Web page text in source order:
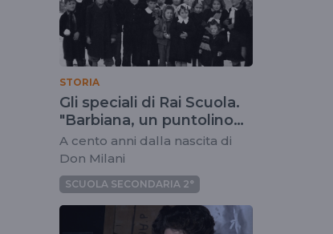
STORIA
Gli speciali di Rai Scuola.
"Barbiana, un puntolino
nell'universo"
A cento anni dalla nascita di
Don Milani
SCUOLA SECONDARIA 2°